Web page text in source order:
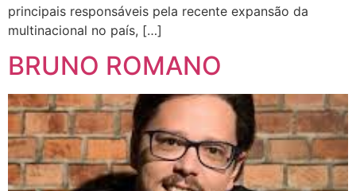
principais responsáveis pela recente expansão da
multinacional no país, […]
BRUNO ROMANO